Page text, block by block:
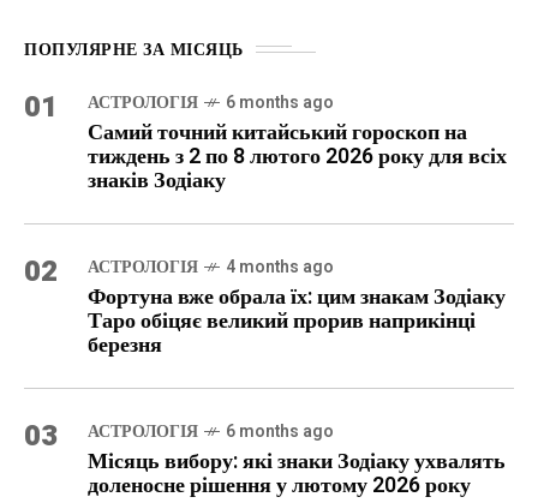
ПОПУЛЯРНЕ ЗА МІСЯЦЬ
01 АСТРОЛОГІЯ 6 months ago
Самий точний китайський гороскоп на
тиждень з 2 по 8 лютого 2026 року для всіх
знаків Зодіаку
02 АСТРОЛОГІЯ 4 months ago
Фортуна вже обрала їх: цим знакам Зодіаку
Таро обіцяє великий прорив наприкінці
березня
03 АСТРОЛОГІЯ 6 months ago
Місяць вибору: які знаки Зодіаку ухвалять
доленосне рішення у лютому 2026 року